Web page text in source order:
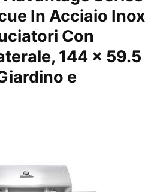
In Acciaio Inox
Con
144 x 59.5
e